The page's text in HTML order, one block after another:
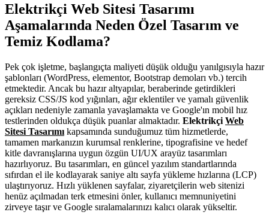
Elektrikçi Web Sitesi Tasarımı
Aşamalarında Neden Özel Tasarım ve
Temiz Kodlama?
Pek çok işletme, başlangıçta maliyeti düşük olduğu yanılgısıyla hazır
şablonları (WordPress, elementor, Bootstrap demoları vb.) tercih
etmektedir. Ancak bu hazır altyapılar, beraberinde getirdikleri
gereksiz CSS/JS kod yığınları, ağır eklentiler ve yamalı güvenlik
açıkları nedeniyle zamanla yavaşlamakta ve Google'ın mobil hız
testlerinden oldukça düşük puanlar almaktadır. Elektrikçi Web
Sitesi Tasarımı kapsamında sunduğumuz tüm hizmetlerde,
tamamen markanızın kurumsal renklerine, tipografisine ve hedef
kitle davranışlarına uygun özgün UI/UX arayüz tasarımları
hazırlıyoruz. Bu tasarımları, en güncel yazılım standartlarında
sıfırdan el ile kodlayarak saniye altı sayfa yükleme hızlarına (LCP)
ulaştırıyoruz. Hızlı yüklenen sayfalar, ziyaretçilerin web sitenizi
henüz açılmadan terk etmesini önler, kullanıcı memnuniyetini
zirveye taşır ve Google sıralamalarınızı kalıcı olarak yükseltir.